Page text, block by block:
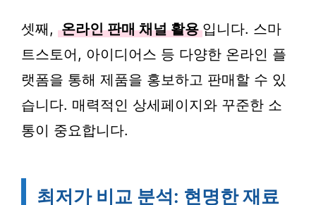
셋째, 온라인 판매 채널 활용 입니다. 스마
트스토어, 아이디어스 등 다양한 온라인 플
랫폼을 통해 제품을 홍보하고 판매할 수 있
습니다. 매력적인 상세페이지와 꾸준한 소
통이 중요합니다.
최저가 비교 분석: 현명한 재료